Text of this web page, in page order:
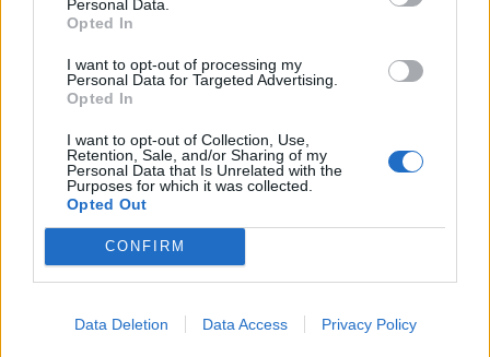
Personal Data.
Opted In
I want to opt-out of processing my
Personal Data for Targeted Advertising.
Opted In
I want to opt-out of Collection, Use,
Retention, Sale, and/or Sharing of my
Personal Data that Is Unrelated with the
Purposes for which it was collected.
Opted Out
CONFIRM
Data Deletion Data Access Privacy Policy
Ηρακλείου με την Ινδία!
Η Τεχνητή Νοημοσύνη «αλλάζει» τον εγκέφαλό μας
Ο νεότερος κάτοχος διαρκείας του ΟΦΗ είναι... 2 μηνών!
Χάντερ Μπάιντεν: Αποκάλυψε ότι ο καρκίνος του πατέρα
του, Τζο Μπάιντεν, έχει κάνει μεταστάσεις στα οστά
Καύσωνας και ξηρασία "χτυπούν" την αγροτική παραγωγή